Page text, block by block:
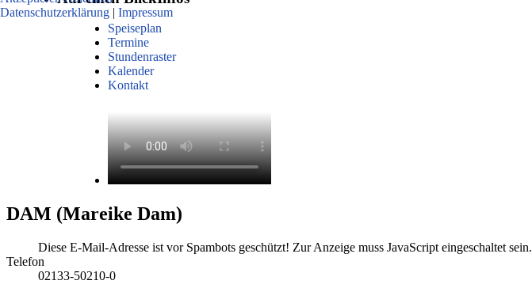
Speiseplan
Termine
Stundenraster
Kalender
Kontakt
DAM (Mareike Dam)
Diese E-Mail-Adresse ist vor Spambots geschützt! Zur Anzeige muss JavaScript eingeschaltet sein.
Telefon
02133-50210-0
Datenschutzerklärung | Impressum